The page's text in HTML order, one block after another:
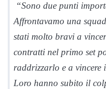
“Sono due punti
Affrontavamo una
stati molto bravi a
contratti nel primo set
raddrizzarlo e a vincere
Loro hanno subito il